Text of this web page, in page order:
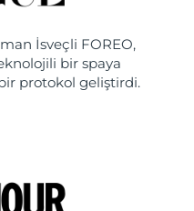
İsveçli FOREO,
bir spaya
protokol geliştirdi.